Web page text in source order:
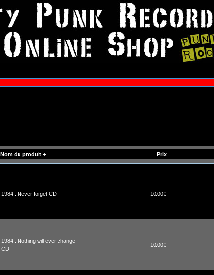
Nom du produit + Prix
1984 : Never forget CD 10.00€
1984 : Nothing will ever change
CD
10.00€